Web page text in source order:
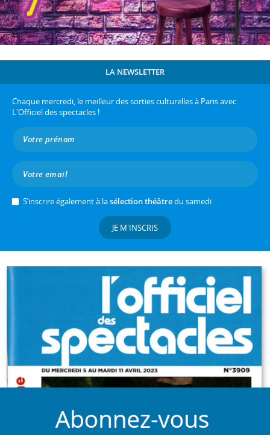
LA NEWSLETTER
Chaque mercredi, le meilleur des sorties culturelles à Paris avec
L'Officiel des spectacles !
S’inscrire également à lasélection théâtredu samedi
JE M'INSCRIS